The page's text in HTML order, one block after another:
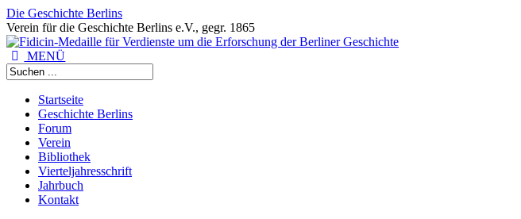
Die Geschichte Berlins
Verein für die Geschichte Berlins e.V., gegr. 1865
MENÜ
Startseite
Geschichte Berlins
Forum
Verein
Bibliothek
Vierteljahresschrift
Jahrbuch
Kontakt